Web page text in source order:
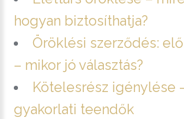
hogyan biztosíthatja?
Öröklési szerződés:
– mikor jó választás?
Kötelesrész igénylése
gyakorlati teendők